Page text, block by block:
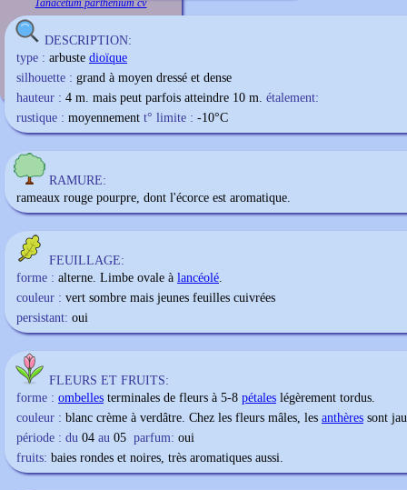
Tanacetum parthenium cv
DESCRIPTION:
type : arbuste dioïque
silhouette : grand à moyen dressé et dense
hauteur : 4 m. mais peut parfois atteindre 10 m. étalement:
rustique : moyennement t° limite : -10°C
RAMURE:
rameaux rouge pourpre, dont l'écorce est aromatique.
FEUILLAGE:
forme : alterne. Limbe ovale à lancéolé.
couleur : vert sombre mais jeunes feuilles cuivrées
persistant: oui
FLEURS ET FRUITS:
forme : ombelles terminales de fleurs à 5-8 pétales légèrement tordus.
couleur : blanc crème à verdâtre. Chez les fleurs mâles, les anthères sont
période : du 04 au 05 parfum: oui
fruits: baies rondes et noires, très aromatiques aussi.